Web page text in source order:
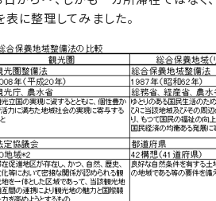
に整理してみました。